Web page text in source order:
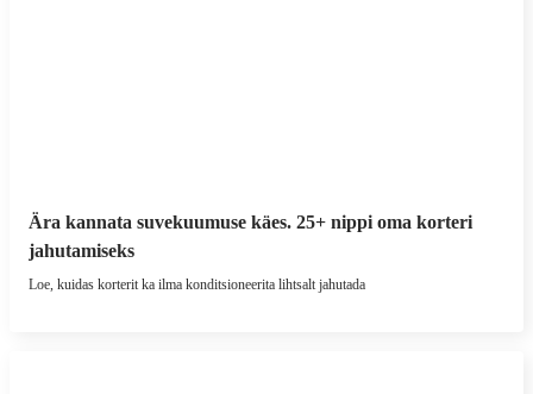
Ära kannata suvekuumuse käes. 25+ nippi oma korteri
jahutamiseks
Loe, kuidas korterit ka ilma konditsioneerita lihtsalt jahutada